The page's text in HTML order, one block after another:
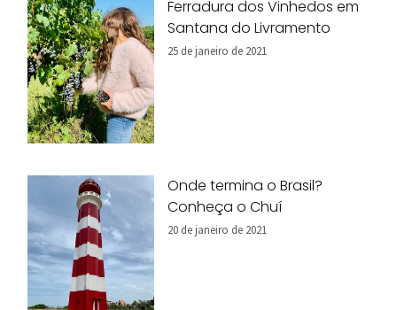
Ferradura dos Vinhedos em
Santana do Livramento
25 de janeiro de 2021
Onde termina o Brasil?
Conheça o Chuí
20 de janeiro de 2021